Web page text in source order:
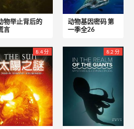
物举止背后的
言
动物基因密码 第
一季全26
8.4 分 8.2 分